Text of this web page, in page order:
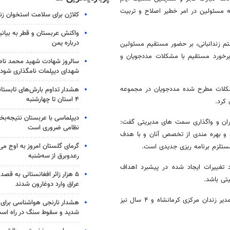
مسئولین در امر خطیر اصلاح و تربیت
زندانبانی، بر حضور مستقیم مسئولین
مستقیم با مشکلات مددجویان و
مطرح شده مددجویان در مجموعه
کرد.
و واگذاری سمت های مدیریتی گفت:
و بهره مندی از تخصص آنان و با هدف
برنامه ریزی جدیدی است.
تغییرات ایجاد شده در پیشبرد اهداف
باشد.
فرزادی، سرپرست جدید مجتمع در ۱۹ سال سابقه کاری خود به مدت ۹ سال مدیر زندان مرکزی کرمانشاه و ۴ سال نیز
کلاژن برای سلامت استخوان
واکنش عربستان و قطر به
درباره یمن
سالروز شهادت شهید محمد
شهدای دیپلمات نامگذاری
هشدار تداوم بارش‌های
۴ استان تا چهارشنبه
دیپلماسی با عربستان
نظامی ضروری است
گرمای گلستان امروز به اوج
رعدوبرق از سه‌شنبه
۵ هزار زائر افغانستانی به
عراق وارد دوغارون شدند
شدید و سقوط سنگ در راه